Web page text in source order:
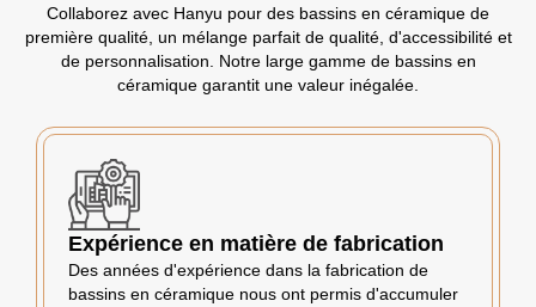
Collaborez avec Hanyu pour des bassins en céramique de
première qualité, un mélange parfait de qualité, d'accessibilité et
de personnalisation. Notre large gamme de bassins en
céramique garantit une valeur inégalée.
Expérience en matière de fabrication
Des années d'expérience dans la fabrication de
bassins en céramique nous ont permis d'accumuler